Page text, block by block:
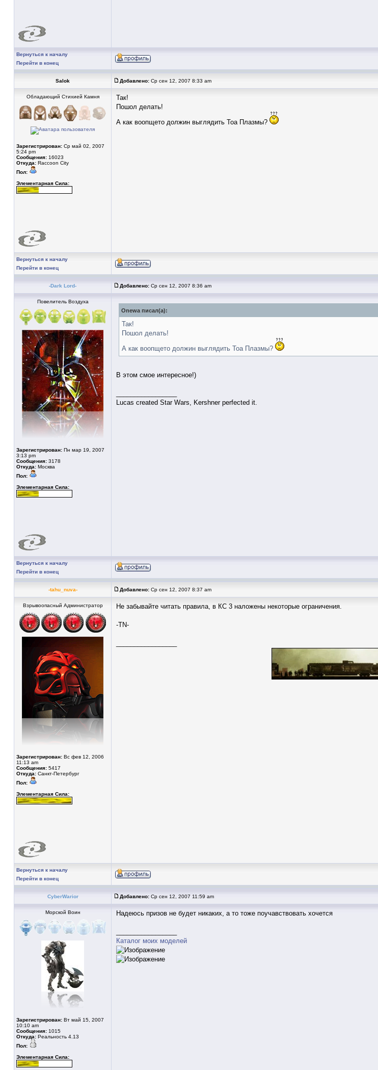
Вернуться к началу
Перейти в конец
Salok Добавлено: Ср сен 12, 2007 8:33 am
Обладающий Стихией Камня
Зарегистрирован: Ср май 02, 2007
5:24 pm
Сообщения: 16023
Откуда: Raccoon City
Пол:
Элементарная Сила:
Так!
Пошол делать!
А как воопщето должин выглядить Тоа Плазмы?
Вернуться к началу
Перейти в конец
-Dark Lord- Добавлено: Ср сен 12, 2007 8:36 am
Повелитель Воздуха
Зарегистрирован: Пн мар 19, 2007
3:13 pm
Сообщения: 3178
Откуда: Москва
Пол:
Элементарная Сила:
Onewa писал(а):
Так!
Пошол делать!
А как воопщето должин выглядить Тоа Плазмы?
В этом смое интересное!)
Lucas created Star Wars, Kershner perfected it.
Вернуться к началу
Перейти в конец
-tahu_nuva- Добавлено: Ср сен 12, 2007 8:37 am
Взрывоопасный Администратор
Зарегистрирован: Вс фев 12, 2006
11:13 am
Сообщения: 5417
Откуда: Санкт-Петербург
Пол:
Элементарная Сила:
Не забывайте читать правила, в КС 3 наложены некоторые ограничения.
-TN-
Вернуться к началу
Перейти в конец
CyberWarior Добавлено: Ср сен 12, 2007 11:59 am
Морской Воин
Зарегистрирован: Вт май 15, 2007
10:10 am
Сообщения: 1015
Откуда: Реальность 4.13
Пол:
Элементарная Сила:
Надеюсь призов не будет никаких, а то тоже поучавствовать хочется
Каталог моих моделей